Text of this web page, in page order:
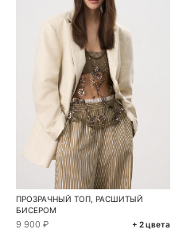
ПРОЗРАЧНЫЙ ТОП, РАСШИТЫЙ
БИСЕРОМ
9 900 ₽ + 2 цвета